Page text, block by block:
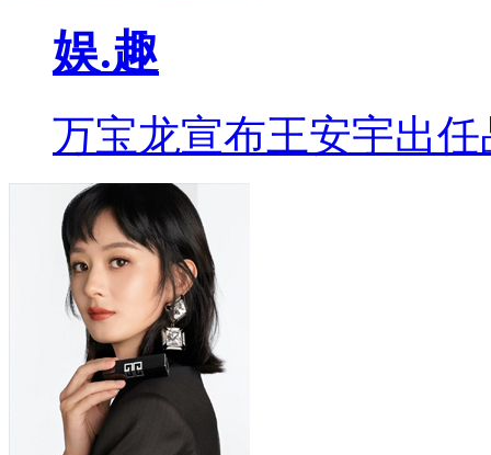
娱.趣
万宝龙宣布王安宇出